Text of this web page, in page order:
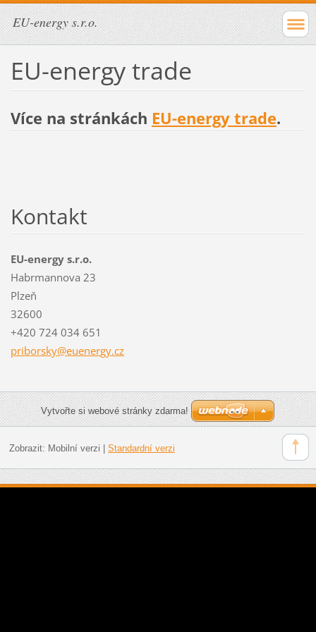
EU-energy s.r.o.
EU-energy trade
Více na stránkách EU-energy trade.
Kontakt
EU-energy s.r.o.
Habrmannova 23
Plzeň
32600
+420 724 034 651
priborsky@euenergy.cz
Vytvořte si webové stránky zdarma!
Zobrazit: Mobilní verzi Standardní verzi